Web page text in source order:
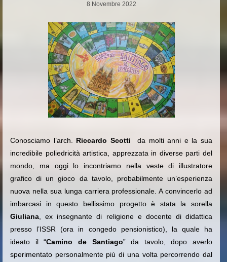
8 Novembre 2022
Conosciamo l’arch. Riccardo Scotti
da molti anni e la sua
incredibile poliedricità artistica, apprezzata in diverse parti del
mondo, ma oggi lo incontriamo nella veste di illustratore
grafico di un gioco da tavolo, probabilmente un’esperienza
nuova nella sua lunga carriera professionale. A convincerlo ad
imbarcasi in questo bellissimo progetto è stata la sorella
Giuliana , ex insegnante di religione e docente di didattica
presso l’ISSR (ora in congedo pensionistico), la quale ha
ideato il “Camino de Santiago” da tavolo, dopo averlo
sperimentato personalmente più di una volta percorrendo dal